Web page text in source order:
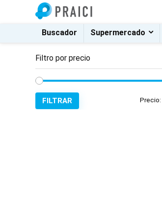
Buscador Supermercado
Filtro por precio
FILTRAR Precio: